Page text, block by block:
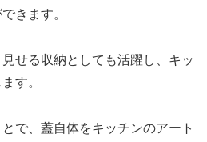
きます。
せる収納としても活躍し、キッ
す。
で、蓋自体をキッチンのアート